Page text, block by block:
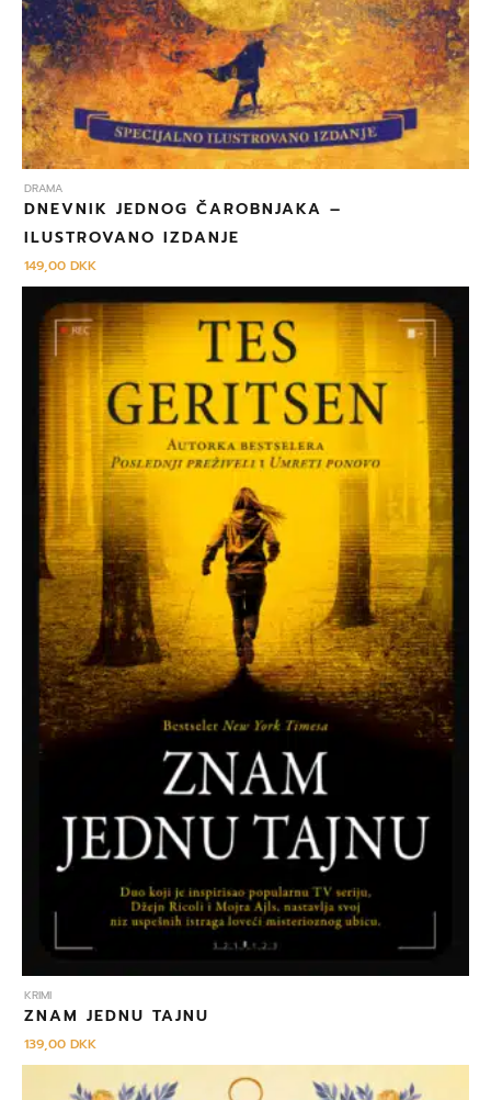
DRAMA
DNEVNIK JEDNOG ČAROBNJAKA –
ILUSTROVANO IZDANJE
149,00DKK
KRIMI
ZNAM JEDNU TAJNU
139,00DKK